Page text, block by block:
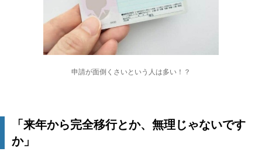
申請が面倒くさいという人は多い！？
「来年から完全移行とか、無理じゃないです
か」